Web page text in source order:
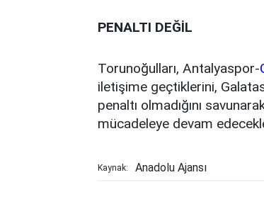
PENALTI DEĞİL
Torunoğulları, Antalyaspor-
iletişime geçtiklerini,
penaltı olmadığını
mücadeleye devam
Kaynak: Anadolu Ajansı